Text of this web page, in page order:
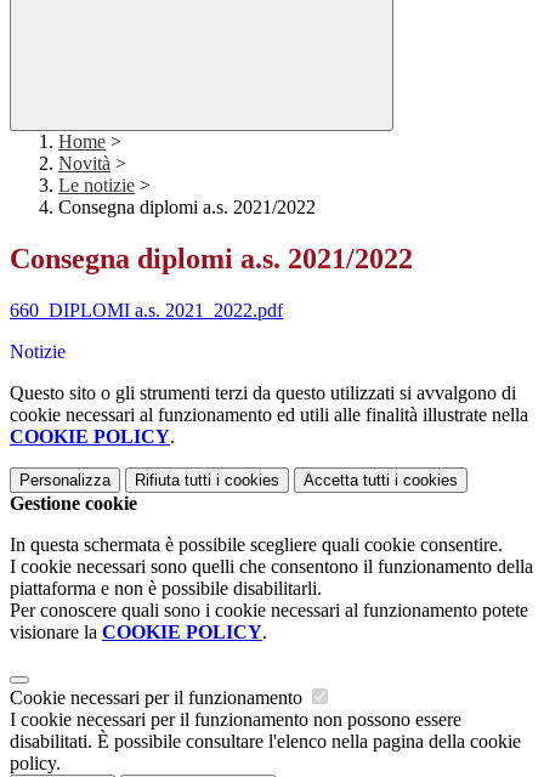
Home >
Novità >
Le notizie >
Consegna diplomi a.s. 2021/2022
Consegna diplomi a.s. 2021/2022
660_DIPLOMI a.s. 2021_2022.pdf
Notizie
Questo sito o gli strumenti terzi da questo utilizzati si avvalgono di
cookie necessari al funzionamento ed utili alle finalità illustrate nella
COOKIE POLICY.
Personalizza Rifiuta tutti i cookies Accetta tutti i cookies
Gestione cookie
In questa schermata è possibile scegliere quali cookie consentire.
I cookie necessari sono quelli che consentono il funzionamento della
piattaforma e non è possibile disabilitarli.
Per conoscere quali sono i cookie necessari al funzionamento potete
visionare la COOKIE POLICY.
Cookie necessari per il funzionamento
I cookie necessari per il funzionamento non possono essere
disabilitati. È possibile consultare l'elenco nella pagina della cookie
policy.